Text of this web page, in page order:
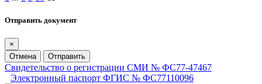
Отправить документ
×
Отмена
Отправить
Свидетельство о регистрации СМИ № ФС77-47467
Электронный паспорт ФГИС № ФС77110096